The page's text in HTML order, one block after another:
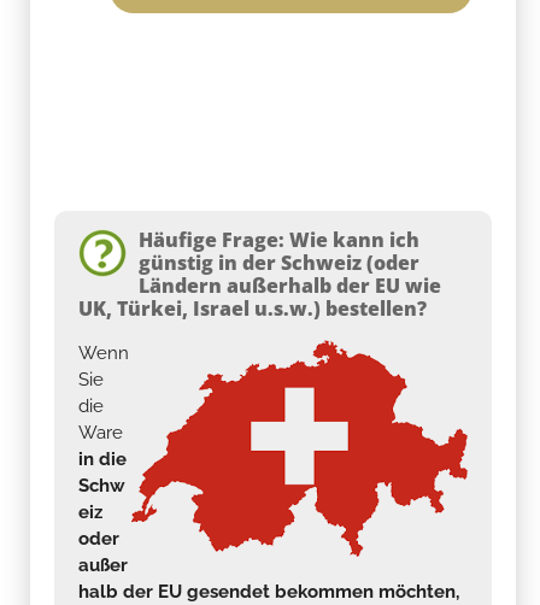
Häufige Frage: Wie kann ich
günstig in der Schweiz (oder
Ländern außerhalb der EU wie
UK, Türkei, Israel u.s.w.) bestellen?
Wenn
Sie
die
Ware
in die
Schw
eiz
oder
außer
halb der EU gesendet bekommen möchten,